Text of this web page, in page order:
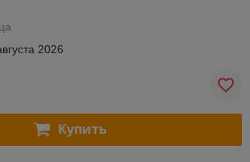
2026
Купить